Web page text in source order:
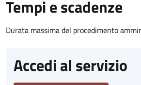
Tempi e scadenze
Durata massima del procedimento
Accedi al servizio